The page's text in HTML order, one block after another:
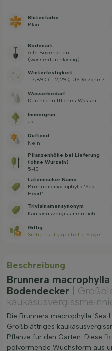
Blütenfarbe
Blau
Bodenart
Alle Bodenarten
(wasserdurchlässig)
Winterfestigkeit
-17,8°C / -12,2°C, USDA zone 7
Wasserbedarf
Durchschnittliches Wasser
Immergrün
Ja
Duftend
Nein
Pflanzenhöhe bei Lieferung
(ohne Wurzeln)
5-10
Lateinischer Name
Brunnera macrophylla 'Sea
Heart'
Trivialnamensynonym
Kaukasusvergissmeinnicht
Giftig
Siehe häufig gestellte Fragen
Beschreibung
Brunnera
Bodendecker
|
Die Brunnera macrophylla 'Sea
Großblättriges
Pflanze für den Garten. Diese
polvormende Wuchsform aus